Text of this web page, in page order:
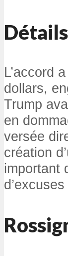
L’accord
dollars,
Trump
en
versée
création
important